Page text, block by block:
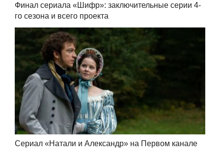
Финал сериала «Шифр»: заключительные серии 4-
го сезона и всего проекта
Сериал «Натали и Александр» на Первом канале